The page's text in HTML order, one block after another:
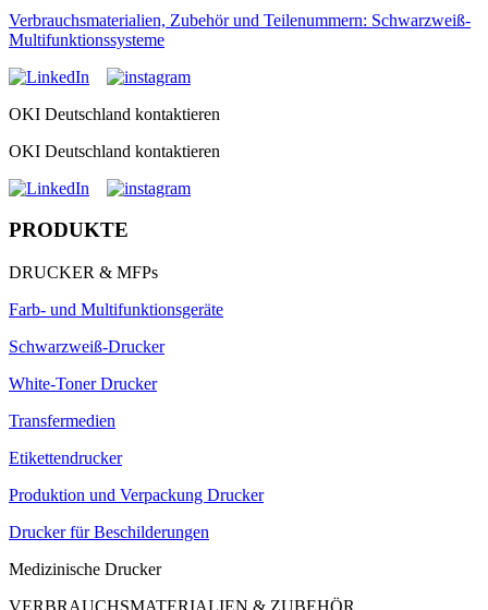
Verbrauchsmaterialien, Zubehör und Teilenummern: Schwarzweiß-
Multifunktionssysteme
OKI Deutschland kontaktieren
OKI Deutschland kontaktieren
PRODUKTE
DRUCKER & MFPs
Farb- und Multifunktionsgeräte
Schwarzweiß-Drucker
White-Toner Drucker
Transfermedien
Etikettendrucker
Produktion und Verpackung Drucker
Drucker für Beschilderungen
Medizinische Drucker